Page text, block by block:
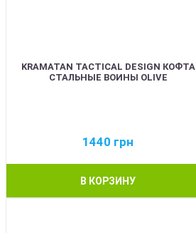
KRAMATAN TACTICAL DESIGN КОФТА
СТАЛЬНЫЕ ВОИНЫ OLIVE
1440 грн
В КОРЗИНУ